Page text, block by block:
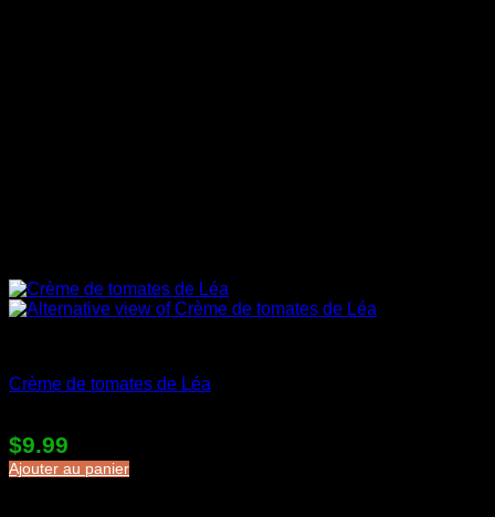
Crème de tomates de Léa
$9.99
Ajouter au panier